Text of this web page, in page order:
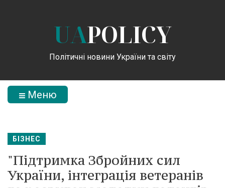
UAPOLICY
Політичні новини України та світу
Меню
БІЗНЕС
"Підтримка Збройних сил
України, інтеграція ветеранів